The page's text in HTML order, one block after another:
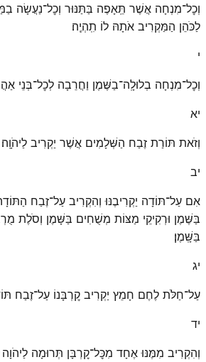
וְכׇל־מִנְחָה אֲשֶׁר תֵּֽאָפֶה בַּתַּנּוּר וְכׇל־נַעֲשָׂה
לַכֹּהֵן הַמַּקְרִיב אֹתָהּ לוֹ תִֽהְיֶֽה׃
י
וְכׇל־מִנְחָה בְלוּלָֽה־בַשֶּׁמֶן וַחֲרֵבָה לְכׇל־בְּנֵי
יא
וְזֹאת תּוֹרַת זֶבַח הַשְּׁלָמִים אֲשֶׁר יַקְרִיב לַיהֹוָֽה׃
יב
אִם עַל־תּוֹדָה יַקְרִיבֶנּוּ וְהִקְרִיב עַל־זֶבַח
בַּשֶּׁמֶן וּרְקִיקֵי מַצּוֹת מְשֻׁחִים בַּשָּׁמֶן וְסֹלֶת
בַּשָּֽׁמֶן׃
יג
עַל־חַלֹּת לֶחֶם חָמֵץ יַקְרִיב קׇרְבָּנוֹ עַל־זֶבַח
יד
וְהִקְרִיב מִמֶּנּוּ אֶחָד מִכׇּל־קׇרְבָּן תְּרוּמָה